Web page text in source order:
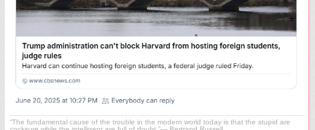
“The fundamental cause of the trouble in the modern world today is that the stupid are